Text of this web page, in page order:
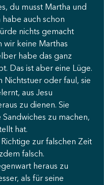
du musst Martha und
habe auch schon
nichts gemacht
wir keine Marthas
habe das ganz
Das ist aber eine Lüge.
Nichtstuer oder faul, sie
aus Jesu
zu dienen. Sie
Sandwiches zu machen,
hat.
zur falschen Zeit
falsch.
heraus zu
als für seine